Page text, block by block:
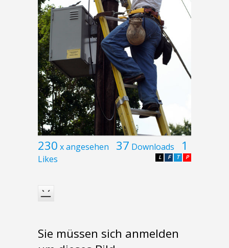
230 x angesehen 37 Downloads 1
Likes P
T
F
L
Sie müssen sich anmelden